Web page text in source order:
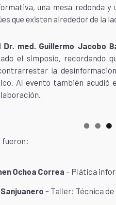
una mesa redonda
que existen alrededor de la
Dr. med. Guillermo Jacobo
el simposio,
la
Al evento también acudió
fueron:
Ochoa Correa – Plática
– Taller: Técnica